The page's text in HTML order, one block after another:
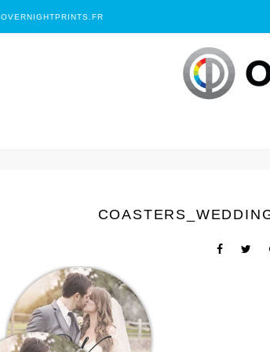
OVERNIGHTPRINTS.FR